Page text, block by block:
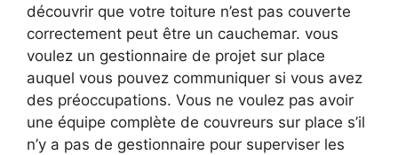
découvrir que votre toiture n’est pas couverte
correctement peut être un cauchemar. vous
voulez un gestionnaire de projet sur place
auquel vous pouvez communiquer si vous avez
des préoccupations. Vous ne voulez pas avoir
une équipe complète de couvreurs sur place s’il
n’y a pas de gestionnaire pour superviser les